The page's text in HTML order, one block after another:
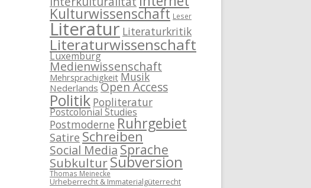
Kulturwissenschaft Leser
Literatur Literaturkritik
Literaturwissenschaft
Luxemburg
Medienwissenschaft
Mehrsprachigkeit Musik
Nederlands Open Access
Politik Popliteratur
Postcolonial Studies
Postmoderne Ruhrgebiet
Satire Schreiben
Social MediaSprache
SubkulturSubversion
Thomas Meinecke
Urheberrecht & Immaterialgüterrecht